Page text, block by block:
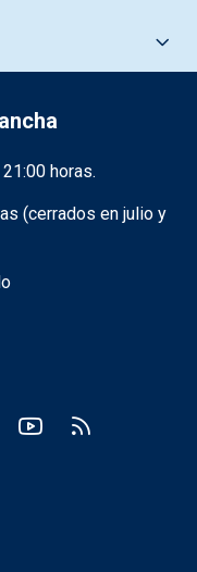
horas.
(cerrados en julio y